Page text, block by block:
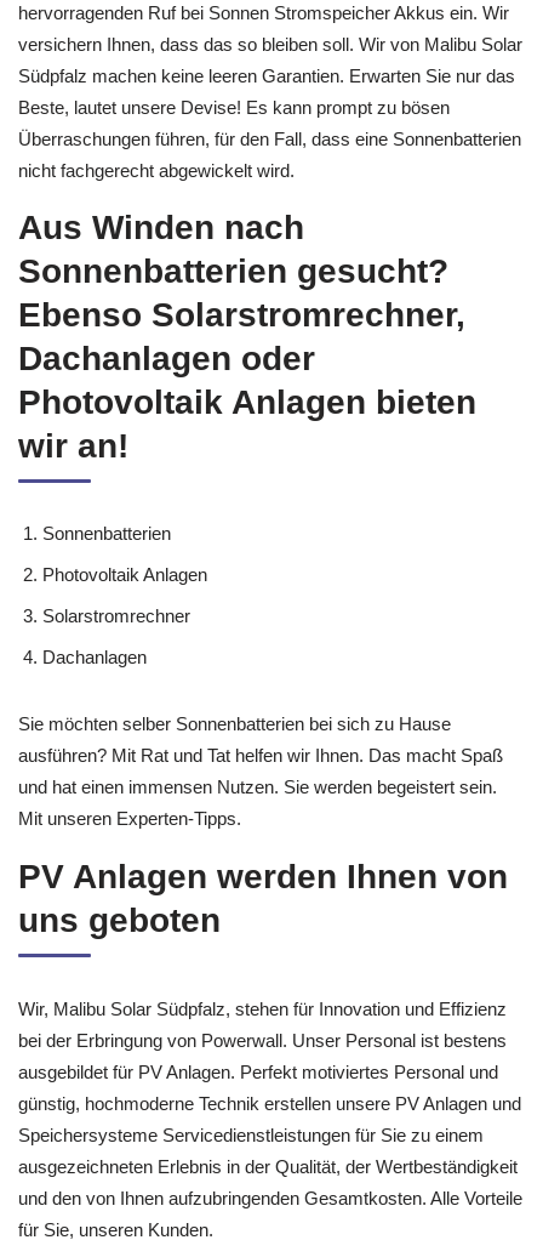
hervorragenden Ruf bei Sonnen Stromspeicher Akkus ein. Wir
versichern Ihnen, dass das so bleiben soll. Wir von Malibu Solar
Südpfalz machen keine leeren Garantien. Erwarten Sie nur das
Beste, lautet unsere Devise! Es kann prompt zu bösen
Überraschungen führen, für den Fall, dass eine Sonnenbatterien
nicht fachgerecht abgewickelt wird.
Aus Winden nach
Sonnenbatterien gesucht?
Ebenso Solarstromrechner,
Dachanlagen oder
Photovoltaik Anlagen bieten
wir an!
Sonnenbatterien
Photovoltaik Anlagen
Solarstromrechner
Dachanlagen
Sie möchten selber Sonnenbatterien bei sich zu Hause
ausführen? Mit Rat und Tat helfen wir Ihnen. Das macht Spaß
und hat einen immensen Nutzen. Sie werden begeistert sein.
Mit unseren Experten-Tipps.
PV Anlagen werden Ihnen von
uns geboten
Wir, Malibu Solar Südpfalz, stehen für Innovation und Effizienz
bei der Erbringung von Powerwall. Unser Personal ist bestens
ausgebildet für PV Anlagen. Perfekt motiviertes Personal und
günstig, hochmoderne Technik erstellen unsere PV Anlagen und
Speichersysteme Servicedienstleistungen für Sie zu einem
ausgezeichneten Erlebnis in der Qualität, der Wertbeständigkeit
und den von Ihnen aufzubringenden Gesamtkosten. Alle Vorteile
für Sie, unseren Kunden.